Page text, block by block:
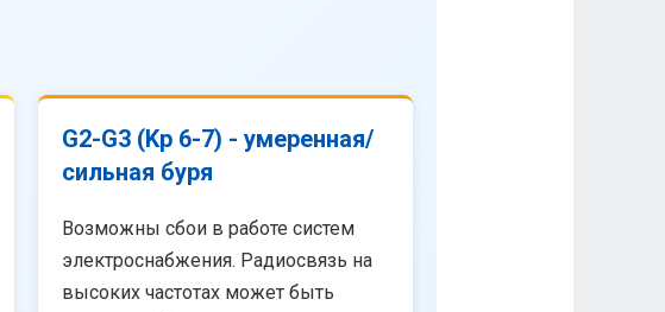
G2-G3 (Kp 6-7) - умеренная/
сильная буря
Возможны сбои в работе систем
электроснабжения. Радиосвязь на
высоких частотах может быть